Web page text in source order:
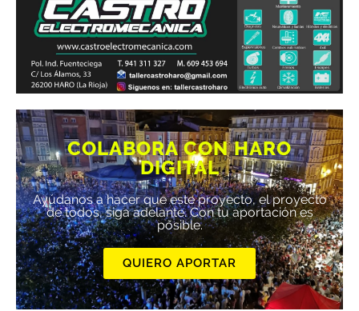
COLABORA CON HARO
DIGITAL
Ayúdanos a hacer que este proyecto, el proyecto
de todos, siga adelante. Con tu aportación es
posible.
QUIERO APORTAR